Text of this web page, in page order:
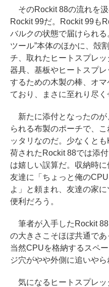
そのRockit 88の流れを
Rockit 99だ。Rockit 99も
バルクの状態で届けられる
ツール”本体のほかに、殻
チ、取れたヒートスプレ
器具、基板やヒートスプ
するための木製の棒、オ
ており、まさに至れり尽く
新たに添付となったのが
られる布製のポーチで、
ッタリなのだ。少なくと
荷されたRockit 88では添
は嬉しい誤算だ。収納時に
友達に「ちょっと俺の
よ」と頼まれ、友達の家
便利だろう。
筆者が入手したRockit
の大きさこそほぼ共通で
当然CPUを格納するスペ
ジ穴がやや外側に追いやら
気になるヒートスプレッ